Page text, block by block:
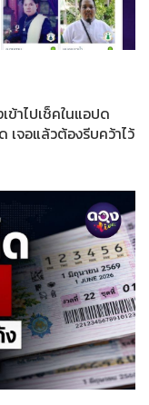
ข้าไปเช็คในแอปด
เจอแล้วต้องรีบคว้าไว้